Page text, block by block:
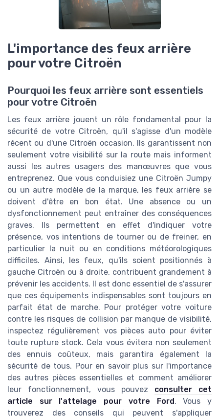
L'importance des feux arrière
pour votre Citroën
Pourquoi les feux arrière sont essentiels
pour votre Citroën
Les feux arrière jouent un rôle fondamental pour la
sécurité de votre Citroën, qu'il s'agisse d'un modèle
récent ou d'une Citroën occasion. Ils garantissent non
seulement votre visibilité sur la route mais informent
aussi les autres usagers des manœuvres que vous
entreprenez. Que vous conduisiez une Citroën Jumpy
ou un autre modèle de la marque, les feux arrière se
doivent d'être en bon état. Une absence ou un
dysfonctionnement peut entraîner des conséquences
graves. Ils permettent en effet d'indiquer votre
présence, vos intentions de tourner ou de freiner, en
particulier la nuit ou en conditions météorologiques
difficiles. Ainsi, les feux, qu'ils soient positionnés à
gauche Citroën ou à droite, contribuent grandement à
prévenir les accidents. Il est donc essentiel de s'assurer
que ces équipements indispensables sont toujours en
parfait état de marche. Pour protéger votre voiture
contre les risques de collision par manque de visibilité,
inspectez régulièrement vos pièces auto pour éviter
toute rupture stock. Cela vous évitera non seulement
des ennuis coûteux, mais garantira également la
sécurité de tous. Pour en savoir plus sur l'importance
des autres pièces essentielles et comment améliorer
leur fonctionnement, vous pouvez consulter cet
article sur l'attelage pour votre Ford. Vous y
trouverez des conseils qui peuvent s'appliquer